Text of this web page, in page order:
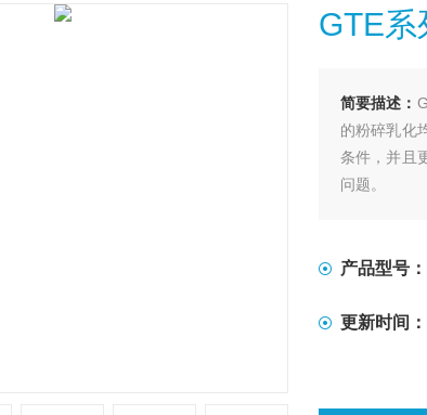
GTE
简要描述：
的粉碎乳化
条件，并且
问题。
产品型号：
更新时间：